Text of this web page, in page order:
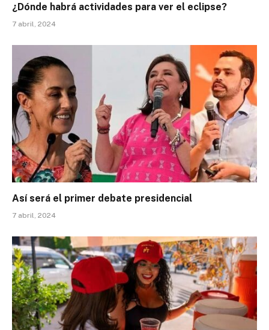
¿Dónde habrá actividades para ver el eclipse?
7 abril, 2024
Así será el primer debate presidencial
7 abril, 2024